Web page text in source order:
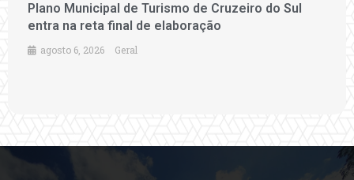
Plano Municipal de Turismo de Cruzeiro do Sul
entra na reta final de elaboração
agosto 6, 2026 Geral